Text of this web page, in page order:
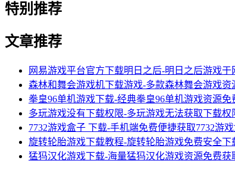
特别推荐
文章推荐
网易游戏平台官方下载明日之后-明日之后游戏
森林和舞会游戏机下载游戏-多款森林舞会游戏
拳皇96单机游戏下载-经典拳皇96单机游戏资源免
多玩游戏没有下载权限-多玩游戏无法获取下载权
7732游戏盒子 下载-手机端免费便捷获取7732游
旋转轮胎游戏下载教程-旋转轮胎游戏免费安全下
猛犸汉化游戏下载-海量猛犸汉化游戏资源免费获